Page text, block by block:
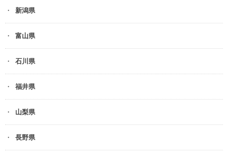
新潟県
富山県
石川県
福井県
山梨県
長野県